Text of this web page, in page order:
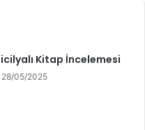
Kitap İncelemesi
28/05/2025